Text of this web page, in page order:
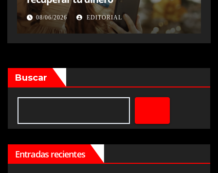
08/06/2026 EDITORIAL
Buscar
Entradas recientes